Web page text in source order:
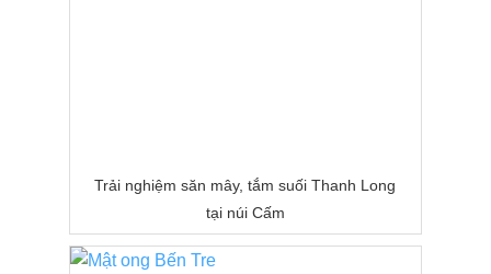
Trải nghiệm săn mây, tắm suối Thanh Long
tại núi Cấm